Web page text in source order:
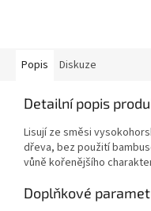
Popis Diskuze
Detailní popis
Lisují ze směsi
dřeva, bez použití
vůně kořenějšího
Doplňkové